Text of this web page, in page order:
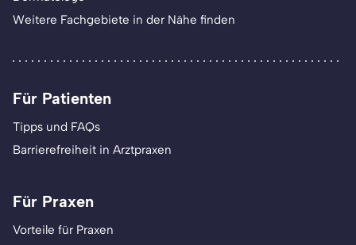
Weitere Fachgebiete in der Nähe finden
Für Patienten
Tipps und FAQs
Barrierefreiheit in Arztpraxen
Für Praxen
Vorteile für Praxen